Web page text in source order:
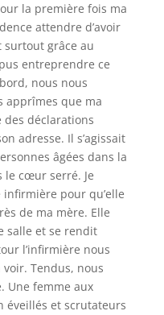
la première fois ma
attendre d’avoir
surtout grâce au
entreprendre ce
nous nous
apprîmes que ma
des déclarations
adresse. Il s’agissait
âgées dans la
le cœur serré. Je
infirmière pour qu’elle
de ma mère. Elle
salle et se rendit
l’infirmière nous
Tendus, nous
Une femme aux
éveillés et scrutateurs